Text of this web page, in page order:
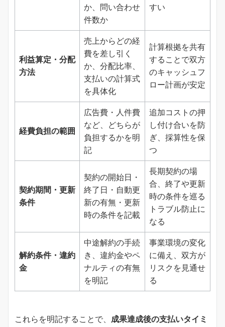
か、問い合わせ
件数か
すい
利益算定・分配
方法
売上からどの経
費を差し引く
か、分配比率、
支払いの計算式
を具体化
計算根拠を共有
することで双方
のキャッシュフ
ロー計画が安定
経費負担の範囲
広告費・人件費
など、どちらが
負担するかを明
記
追加コストの押
し付け合いを防
ぎ、採算性を保
つ
契約期間・更新
条件
契約の開始日・
終了日・自動更
新の有無・更新
時の条件を記載
長期契約の場
合、終了や更新
時の条件を巡る
トラブル防止に
なる
解約条件・違約
金
中途解約の手続
き、違約金やペ
ナルティの有無
を明記
事業環境の変化
に備え、双方が
リスクを見通せ
る
これらを明記することで、 成果達成後の支払いタイミ